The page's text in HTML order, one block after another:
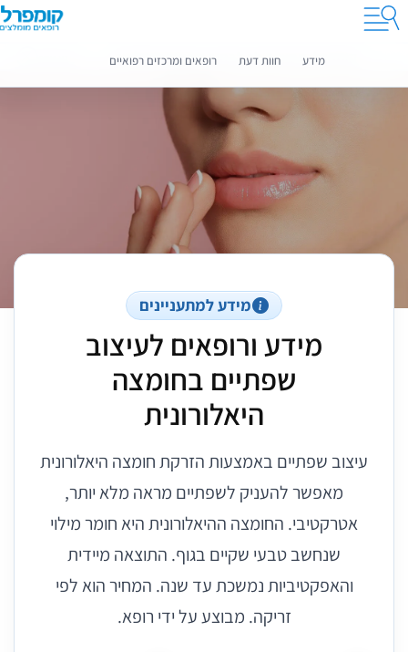
קומפרלי מסייעת לך לבחור רופאים מומלצים
מידע חוות דעת רופאים ומרכזים רפואיים
מידע למתעניינים
מידע ורופאים לעיצוב
שפתיים בחומצה
היאלורונית
עיצוב שפתיים באמצעות הזרקת חומצה היאלורונית
מאפשר להעניק לשפתיים מראה מלא יותר,
אטרקטיבי. החומצה ההיאלורונית היא חומר מילוי
שנחשב טבעי שקיים בגוף. התוצאה מיידית
והאפקטיביות נמשכת עד שנה. המחיר הוא לפי
זריקה. מבוצע על ידי רופא.